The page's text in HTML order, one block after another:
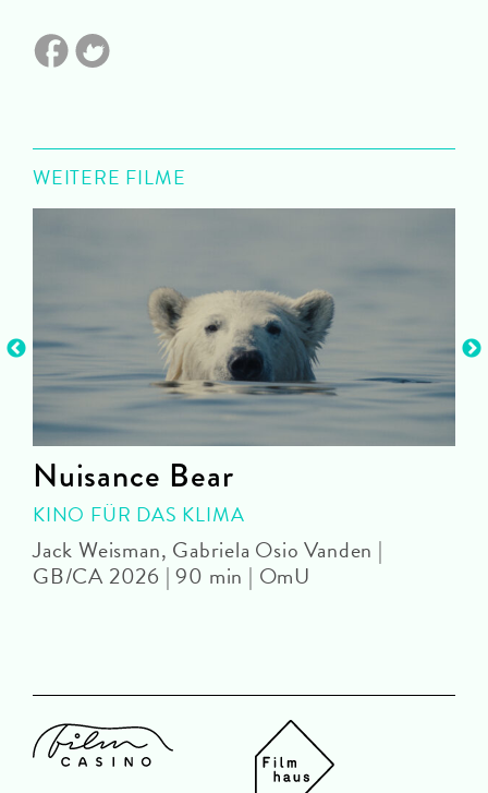
WEITERE FILME
Nuisance Bear
KINO FÜR DAS KLIMA
Jack Weisman, Gabriela Osio Vanden |
GB/CA 2026 | 90 min | OmU